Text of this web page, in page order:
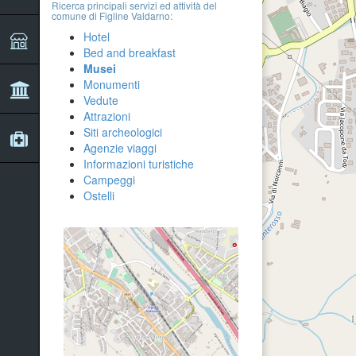
Ricerca principali servizi ed attività del
comune di Figline Valdarno:
Hotel
Bed and breakfast
Musei
Monumenti
Vedute
Attrazioni
Siti archeologici
Agenzie viaggi
Informazioni turistiche
Campeggi
Ostelli